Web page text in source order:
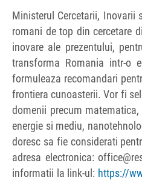
Ministerul Cercetarii, Inovarii
romani de top din cercetare
inovare ale prezentului,
transforma Romania intr-o
formuleaza recomandari
frontiera cunoasterii. Vor fi
domenii precum
energie si mediu,
doresc sa fie considerati
adresa electronica:
informatii la link-ul: https://